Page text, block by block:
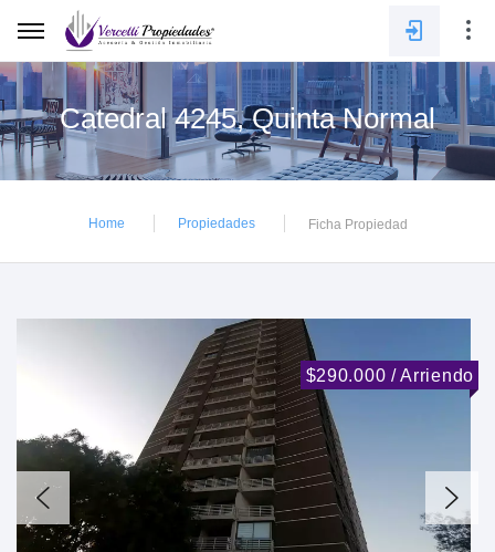
E-mail
Contraseña
Catedral 4245, Quinta Normal
Home Propiedades Ficha Propiedad
$290.000 / Arriendo